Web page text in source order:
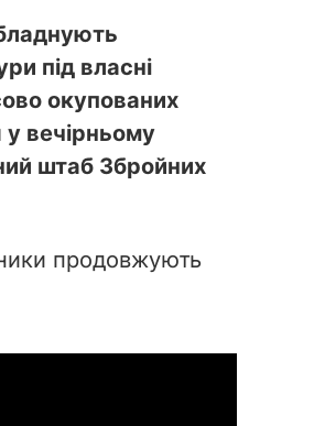
під власні
окупованих
у вечірньому
штаб Збройних
продовжують